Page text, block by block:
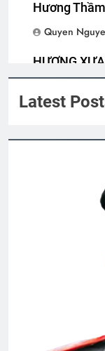
Hương Thầm
Quyen
HƯƠNG XƯA
Latest